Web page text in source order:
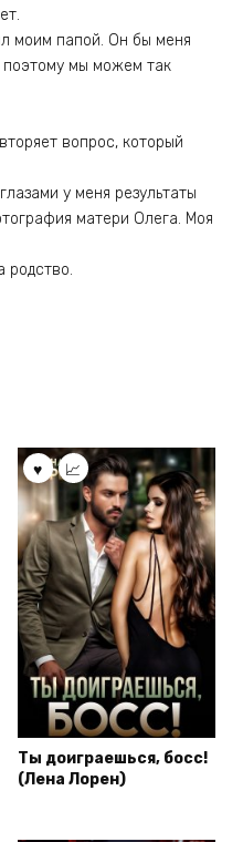
моим папой. Он бы меня
мы можем так
вопрос, который
у меня результаты
матери Олега. Моя
родство.
Ты доиграешься, босс!
(Лена Лорен)